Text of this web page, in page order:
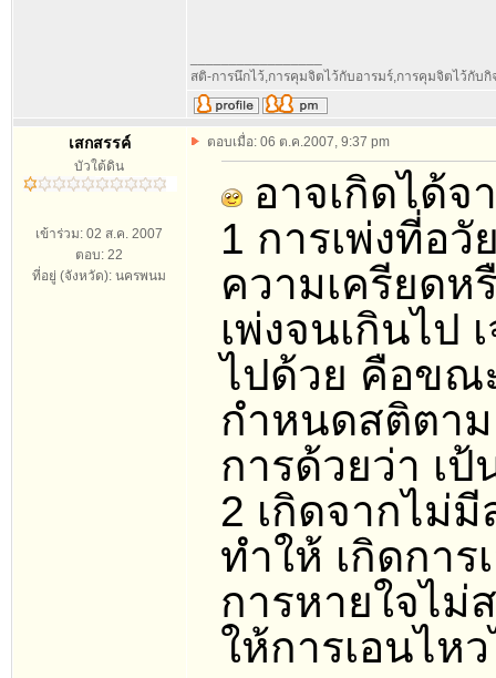
สติ-การนึกไว้,การคุมจิตไว้กับอารมร์,การคุมจิตไว้กั
เสกสรรค์
บัวใต้ดิน
เข้าร่วม: 02 ส.ค. 2007
ตอบ: 22
ที่อยู่ (จังหวัด): นครพนม
ตอบเมื่อ: 06 ต.ค.2007, 9:37 pm
อาจเกิดได้จ
1 การเพ่งที่อ
ความเครียดห
เพ่งจนเกินไป
ไปด้วย คือขณ
กำหนดสติตาม
การด้วยว่า เ
2 เกิดจากไม่
ทำให้ เกิดกา
การหายใจไม่
ให้การเอนไห